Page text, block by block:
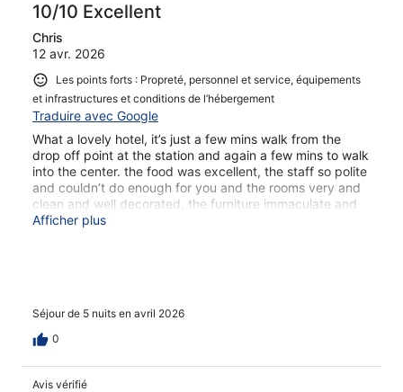
10/10 Excellent
Chris
12 avr. 2026
Les points forts : Propreté, personnel et service, équipements
et infrastructures et conditions de l’hébergement
Traduire avec Google
What a lovely hotel, it’s just a few mins walk from the
drop off point at the station and again a few mins to walk
into the center. the food was excellent, the staff so polite
and couldn’t do enough for you and the rooms very and
clean and well decorated, the furniture immaculate and
beds comfortable. We couldn’t have wished for better
Afficher plus
Séjour de 5 nuits en avril 2026
0
Avis vérifié